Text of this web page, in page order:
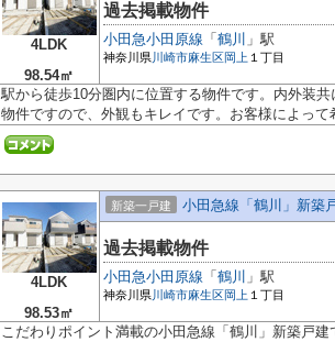
4LDK
98.54㎡
過去掲載物件
小田急小田原線 「 鶴川 」駅
神奈川県川崎市麻生区 岡上 １丁目
駅から徒歩10分圏内に位置する物件です。内外装
物件ですので、外観もキレイです。お客様によっ
4LDK
98.53㎡
新築一戸建 小田急線「鶴川」新築
過去掲載物件
小田急小田原線 「 鶴川 」駅
神奈川県川崎市麻生区 岡上 １丁目
こだわりポイント満載の小田急線「鶴川」新築戸